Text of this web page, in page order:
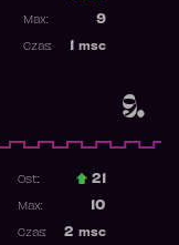
9.
9
Max:
msc
Czas:
Ost.: 21
10
Max:
2 msc
Czas: